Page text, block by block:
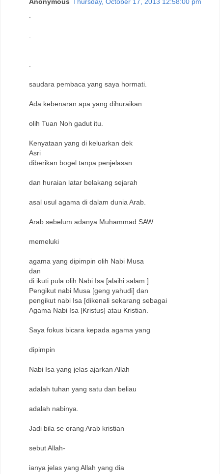
saudara pembaca yang saya hormati.
Ada kebenaran apa yang dihuraikan
olih Tuan Noh gadut itu.
Kenyataan yang di keluarkan dek
Asri
diberikan bogel tanpa penjelasan
dan huraian latar belakang sejarah
asal usul agama di dalam dunia Arab.
Arab sebelum adanya Muhammad SAW
memeluki
agama yang dipimpin olih Nabi Musa
dan
di ikuti pula olih Nabi Isa [alaihi salam ]
Pengikut nabi Musa [geng yahudi] dan
pengikut nabi Isa [dikenali sekarang sebagai
Agama Nabi Isa [Kristus] atau Kristian.
Saya fokus bicara kepada agama yang
dipimpin
Nabi Isa yang jelas ajarkan Allah
adalah tuhan yang satu dan beliau
adalah nabinya.
Jadi bila se orang Arab kristian
sebut Allah-
ianya jelas yang Allah yang dia